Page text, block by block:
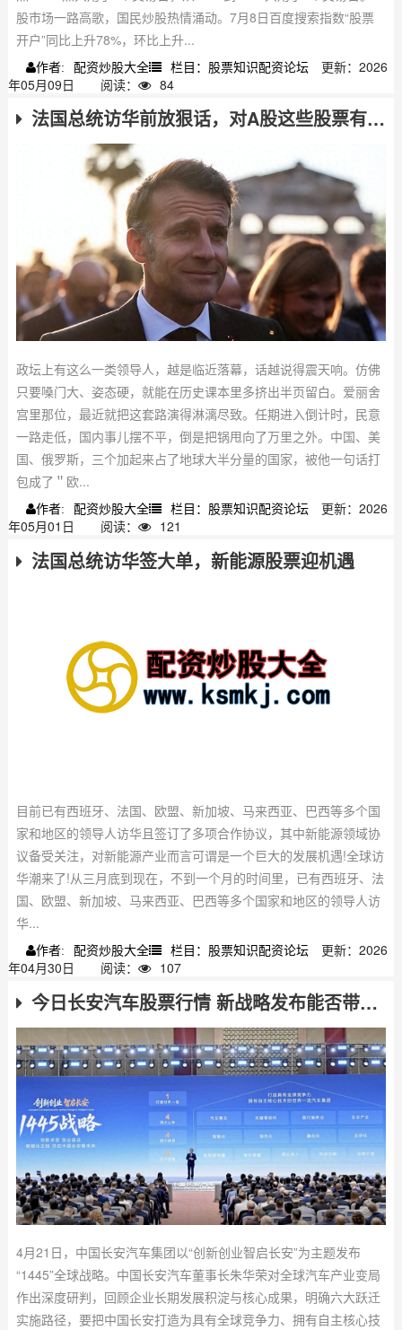
股市场一路高歌，国民炒股热情涌动。7月8日百度搜索指数“股票
开户”同比上升78%，环比上升...
作者: 配资炒股大全 栏目：股票知识配资论坛
更新：2026
年05月09日
阅读： 84
法国总统访华前放狠话，对A股这些股票有影响
政坛上有这么一类领导人，越是临近落幕，话越说得震天响。仿佛
只要嗓门大、姿态硬，就能在历史课本里多挤出半页留白。爱丽舍
宫里那位，最近就把这套路演得淋漓尽致。任期进入倒计时，民意
一路走低，国内事儿摆不平，倒是把锅甩向了万里之外。中国、美
国、俄罗斯，三个加起来占了地球大半分量的国家，被他一句话打
包成了＂欧...
作者: 配资炒股大全 栏目：股票知识配资论坛
更新：2026
年05月01日
阅读： 121
法国总统访华签大单，新能源股票迎机遇
目前已有西班牙、法国、欧盟、新加坡、马来西亚、巴西等多个国
家和地区的领导人访华且签订了多项合作协议，其中新能源领域协
议备受关注，对新能源产业而言可谓是一个巨大的发展机遇!全球访
华潮来了!从三月底到现在，不到一个月的时间里，已有西班牙、法
国、欧盟、新加坡、马来西亚、巴西等多个国家和地区的领导人访
华...
作者: 配资炒股大全 栏目：股票知识配资论坛
更新：2026
年04月30日
阅读： 107
今日长安汽车股票行情 新战略发布能否带动股价？
4月21日，中国长安汽车集团以“创新创业智启长安”为主题发布
“1445”全球战略。中国长安汽车董事长朱华荣对全球汽车产业变局
作出深度研判，回顾企业长期发展积淀与核心成果，明确六大跃迁
实施路径，要把中国长安打造为具有全球竞争力、拥有自主核心技